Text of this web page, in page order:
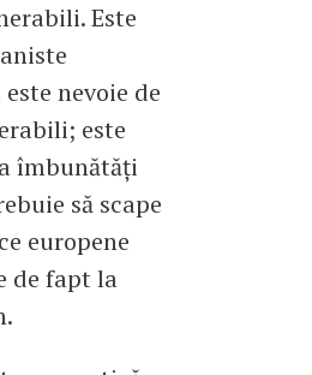
Este
nevoie de
este
îmbunătăți
să scape
europene
de fapt la